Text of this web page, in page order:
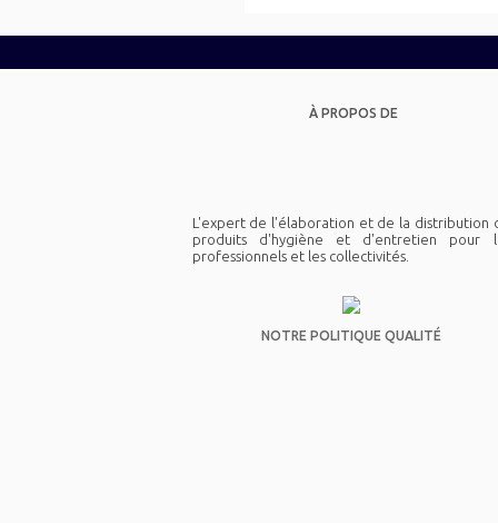
À PROPOS DE
L'expert de l'élaboration et de la distribution
produits d'hygiène et d'entretien pour
professionnels et les collectivités.
NOTRE POLITIQUE QUALITÉ